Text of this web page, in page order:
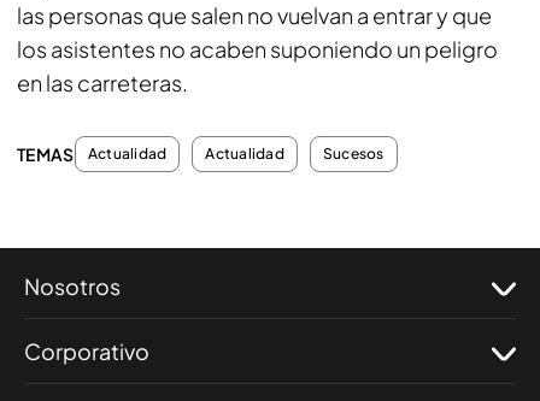
las personas que salen no vuelvan a entrar y que
los asistentes no acaben suponiendo un peligro
en las carreteras.
TEMAS Actualidad Actualidad Sucesos
Nosotros
Corporativo